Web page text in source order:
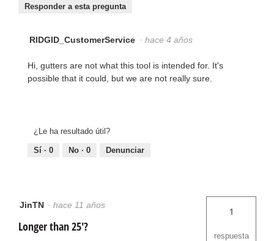
Responder a esta pregunta
RIDGID_CustomerService · hace 4 años
Hi, gutters are not what this tool is intended for. It's
possible that it could, but we are not really sure.
¿Le ha resultado útil?
Sí · 0 No · 0 Denunciar
JinTN · hace 11 años
Longer than 25'?
1
respuesta